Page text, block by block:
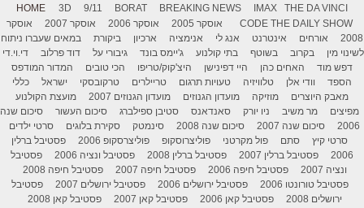
HOME 3D 9/11 BORAT BREAKING NEWS IMAX
THE DA VINCI
CODE THE DAILY SHOW אוסקר 2005 אוסקר 2006 אוסקר 2007
אוסקר
2008
אורחים אינטרנט אנג לי אנימציה ארכיון ביקורת
במאים שעברו ניתוח
לשינוי מין
בקרוב בשוטף בתי קולנוע ג'יימס בונד גיבורי על דוד פרלוב
די.וי.די
דפש מוד
האחים כהן היי דפינישן היצ'קוק/טריפו הכי טובים
המדור המודפס
הספד
וודי אלן טלוויזיה טעויות תרגום טריילרים טרקובסקי ישראל
כללי
מאבק היוצרים
מוזיקה מועדון הגנוזים מועדון הגנוזים 2007
מועצת הקולנוע
מפיצים
מר משיב ניו יורק סאנדאנס סטיבן ספילברג סיכום העשור
סיכום שנה
2006
סיכום שנה 2007 סיכום שנה 2008 סינמטק סקירת בלוגים
סרטי ילדים
סרטי קיץ
סתם פול מקרטני פוליצרוסקופ פוליצרסקופ 2006
פסטיבל ברלין
2006
פסטיבל ברלין 2007 פסטיבל ברלין 2008 פסטיבל ונציה 2006
פסטיבל
ונציה 2007
פסטיבל חיפה 2006 פסטיבל חיפה 2007
פסטיבל חיפה 2008
פסטיבל טורונטו 2006
פסטיבל ירושלים 2006 פסטיבל ירושלים 2007
פסטיבל
ירושלים 2008
פסטיבל קאן 2006 פסטיבל קאן 2007 פסטיבל קאן 2008